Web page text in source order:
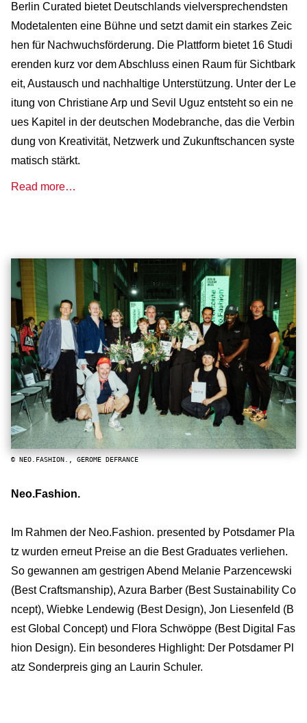
Berlin Curated bietet Deutschlands vielversprechendsten
Modetalenten eine Bühne und setzt damit ein starkes Zeic
hen für Nachwuchsförderung. Die Plattform bietet 16 Studi
erenden kurz vor dem Abschluss einen Raum für Sichtbark
eit, Austausch und nachhaltige Unterstützung. Unter der Le
itung von Christiane Arp und Sevil Uguz entsteht so ein ne
ues Kapitel in der deutschen Modebranche, das die Verbin
dung von Kreativität, Netzwerk und Zukunftschancen syste
matisch stärkt.
Read more…
© NEO.FASHION., GEROME DEFRANCE
Neo.Fashion.
Im Rahmen der Neo.Fashion. presented by Potsdamer Pla
tz wurden erneut Preise an die Best Graduates verliehen.
So gewannen am gestrigen Abend Melanie Parzencewski
(Best Craftsmanship), Azura Barber (Best Sustainability Co
ncept), Wiebke Lendewig (Best Design), Jon Liesenfeld (B
est Global Concept) und Flora Schwöppe (Best Digital Fas
hion Design). Ein besonderes Highlight: Der Potsdamer Pl
atz Sonderpreis ging an Laurin Schuler.